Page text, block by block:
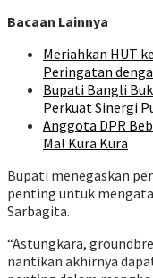
Bacaan Lainnya
Meriahkan HUT
Peringatan
Bupati Bangli
Perkuat Sinergi
Anggota DPR
Mal Kura Kura
Bupati menegaskan
penting untuk
Sarbagita.
“Astungkara,
nantikan akhirnya